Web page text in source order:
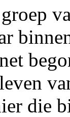
die